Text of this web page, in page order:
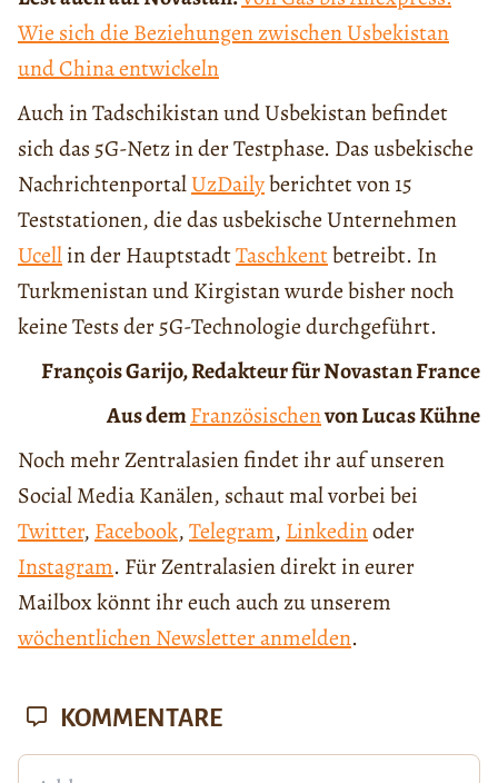
Wie sich die Beziehungen zwischen Usbekistan
und China entwickeln
Auch in Tadschikistan und Usbekistan befindet
sich das 5G-Netz in der Testphase. Das usbekische
NachrichtenportalUzDailyberichtet von 15
Teststationen, die das usbekische Unternehmen
Ucellin der HauptstadtTaschkentbetreibt. In
Turkmenistan und Kirgistan wurde bisher noch
keine Tests der 5G-Technologie durchgeführt.
François Garijo, Redakteur für Novastan France
Aus demFranzösischenvon Lucas Kühne
Noch mehr Zentralasien findet ihr auf unseren
Social Media Kanälen, schaut mal vorbei bei
Twitter,Facebook,Telegram,Linkedinoder
Instagram. Für Zentralasien direkt in eurer
Mailbox könnt ihr euch auch zu unserem
wöchentlichen Newsletter anmelden.
KOMMENTARE